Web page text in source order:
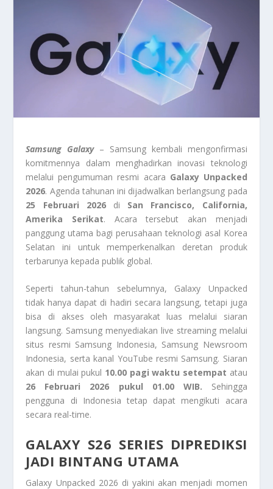
Samsung Galaxy– Samsung kembali mengonfirmasi
komitmennya dalam menghadirkan inovasi teknologi
melalui pengumuman resmi acara Galaxy Unpacked
2026. Agenda tahunan ini dijadwalkan berlangsung pada
25 Februari 2026di San Francisco, California,
Amerika Serikat. Acara tersebut akan menjadi
panggung utama bagi perusahaan teknologi asal Korea
Selatan ini untuk memperkenalkan deretan produk
terbarunya kepada publik global.
Seperti tahun-tahun sebelumnya, Galaxy Unpacked
tidak hanya dapat di hadiri secara langsung, tetapi juga
bisa di akses oleh masyarakat luas melalui siaran
langsung. Samsung menyediakan live streaming melalui
situs resmi Samsung Indonesia, Samsung Newsroom
Indonesia, serta kanal YouTube resmi Samsung. Siaran
akan di mulai pukul 10.00 pagi waktu setempat atau
26 Februari 2026 pukul 01.00 WIB. Sehingga
pengguna di Indonesia tetap dapat mengikuti acara
secara real-time.
GALAXY S26 SERIES DIPREDIKSI
JADI BINTANG UTAMA
Galaxy Unpacked 2026 di yakini akan menjadi momen